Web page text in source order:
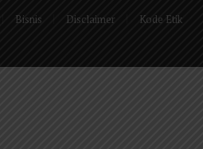
Bisnis Disclaimer Kode Etik